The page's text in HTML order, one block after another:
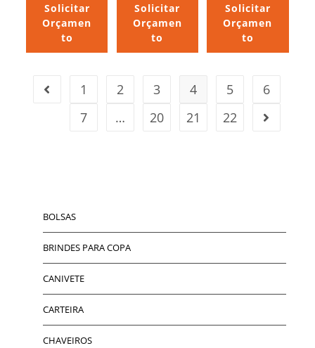
Solicitar
Orçamen
to
Solicitar
Orçamen
to
Solicitar
Orçamen
to
1 2 3 4 5
6
7
… 20 21 22
BOLSAS
BRINDES PARA COPA
CANIVETE
CARTEIRA
CHAVEIROS